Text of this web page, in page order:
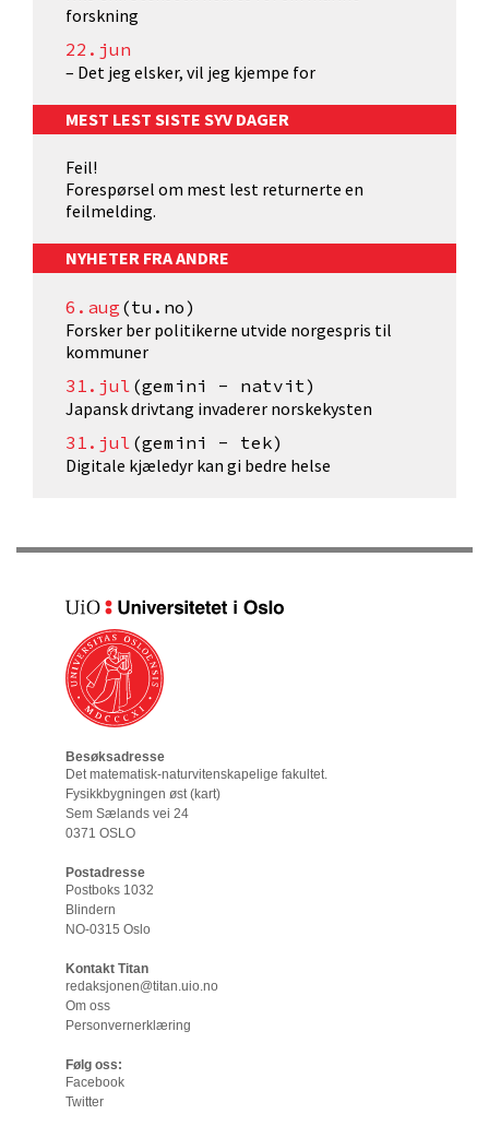
forskning
22.jun
– Det jeg elsker, vil jeg kjempe for
MEST LEST SISTE SYV DAGER
Feil!
Forespørsel om mest lest returnerte en
feilmelding.
NYHETER FRA ANDRE
6.aug (tu.no)
Forsker ber politikerne utvide norgespris til
kommuner
31.jul (gemini - natvit)
Japansk drivtang invaderer norskekysten
31.jul (gemini - tek)
Digitale kjæledyr kan gi bedre helse
Besøksadresse
Det matematisk-naturvitenskapelige fakultet.
Fysikkbygningen øst (kart)
Sem Sælands vei 24
0371 OSLO
Postadresse
Postboks 1032
Blindern
NO-0315 Oslo
Kontakt Titan
redaksjonen@titan.uio.no
Om oss
Personvernerklæring
Følg oss:
Facebook
Twitter